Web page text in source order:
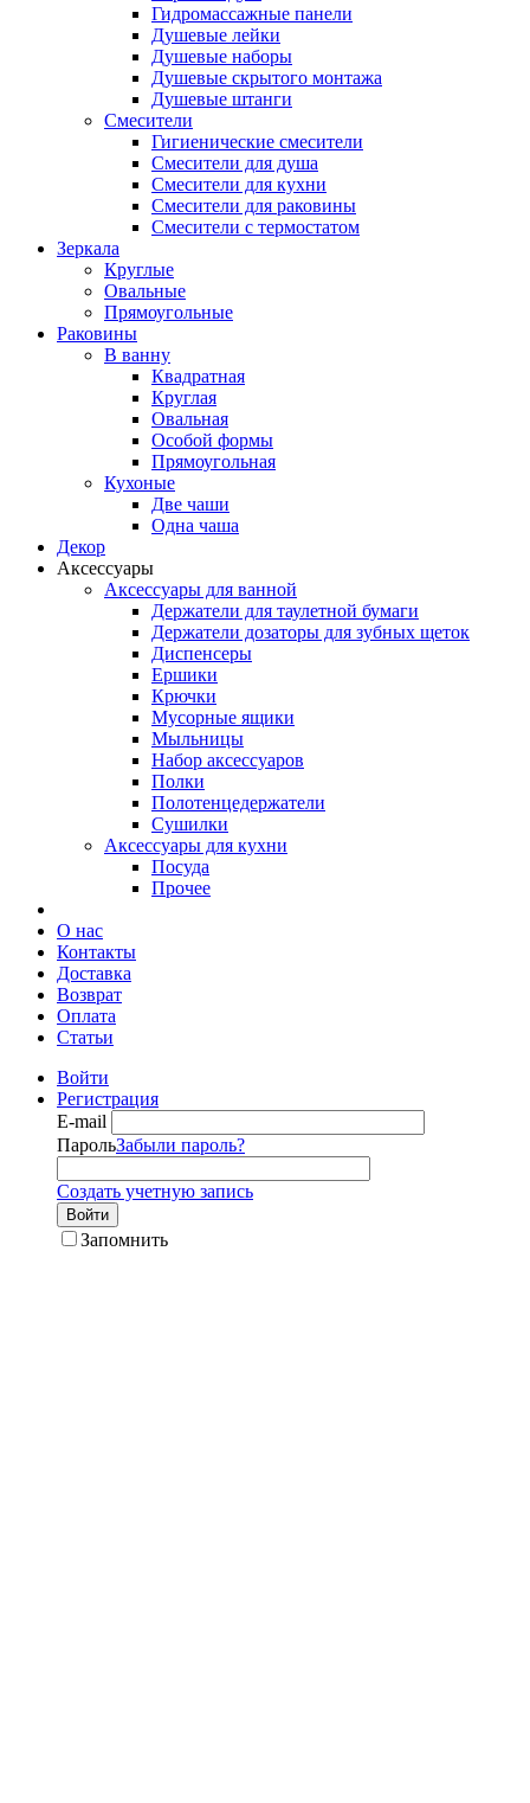
Гидромассажные панели
Душевые лейки
Душевые наборы
Душевые скрытого монтажа
Душевые штанги
Смесители
Гигиенические смесители
Смесители для душа
Смесители для кухни
Смесители для раковины
Смесители с термостатом
Зеркала
Круглые
Овальные
Прямоугольные
Раковины
В ванну
Квадратная
Круглая
Овальная
Особой формы
Прямоугольная
Кухоные
Две чаши
Одна чаша
Декор
Аксессуары
Аксессуары для ванной
Держатели для таулетной бумаги
Держатели дозаторы для зубных щеток
Диспенсеры
Ершики
Крючки
Мусорные ящики
Мыльницы
Набор аксессуаров
Полки
Полотенцедержатели
Сушилки
Аксессуары для кухни
Посуда
Прочее
О нас
Контакты
Доставка
Возврат
Оплата
Статьи
Войти
Регистрация
E-mail
ПарольЗабыли пароль?
Создать учетную запись
Войти
Запомнить